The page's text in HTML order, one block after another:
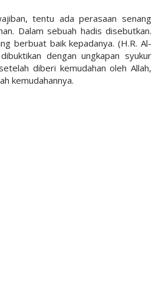
tentu ada perasaan senang
Dalam sebuah hadis disebutkan.
berbuat baik kepadanya. (H.R. Al-
dengan ungkapan syukur
diberi kemudahan oleh Allah,
kemudahannya.